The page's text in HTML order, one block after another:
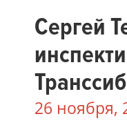
Сергей
26 ноября,